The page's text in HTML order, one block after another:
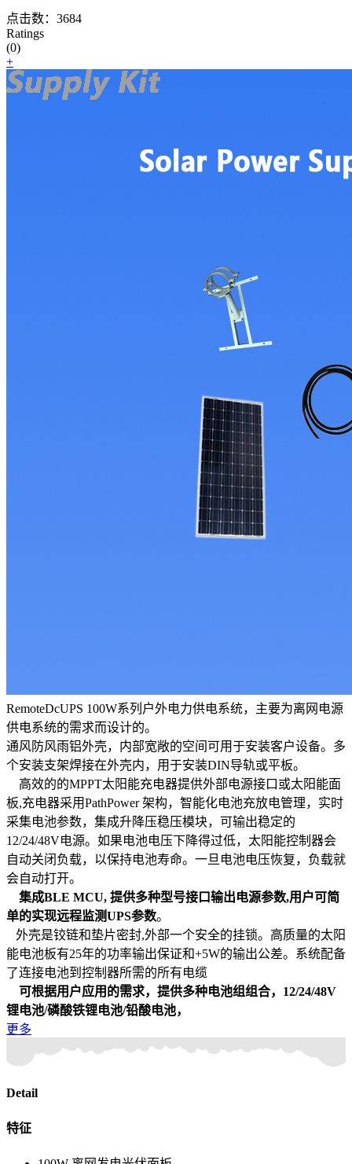
点击数：3684
Ratings
(0)
+
RemoteDcUPS 100W系列户外电力供电系统，主要为离网电源
供电系统的需求而设计的。
通风防风雨铝外壳，内部宽敞的空间可用于安装客户设备。多
个安装支架焊接在外壳内，用于安装DIN导轨或平板。
高效的的MPPT太阳能充电器提供外部电源接口或太阳能面
板,充电器采用PathPower 架构，智能化电池充放电管理，实时
采集电池参数，集成升降压稳压模块，可输出稳定的
12/24/48V电源。如果电池电压下降得过低，太阳能控制器会
自动关闭负载，以保持电池寿命。一旦电池电压恢复，负载就
会自动打开。
集成BLE MCU, 提供多种型号接口输出电源参数,用户可简
单的实现远程监测UPS参数。
外壳是铰链和垫片密封,外部一个安全的挂锁。高质量的太阳
能电池板有25年的功率输出保证和+5W的输出公差。系统配备
了连接电池到控制器所需的所有电缆
可根据用户应用的需求，提供多种电池组组合，12/24/48V
锂电池/磷酸铁锂电池/铅酸电池，
更多
Detail
特征